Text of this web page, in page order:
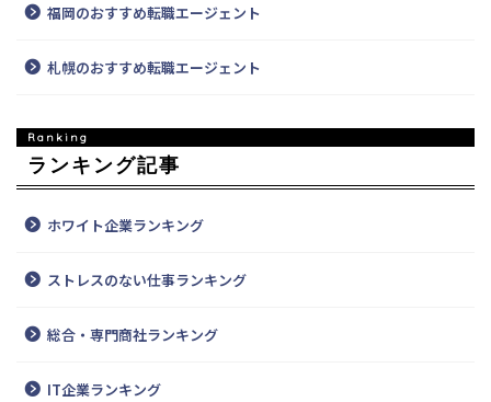
福岡のおすすめ転職エージェント
札幌のおすすめ転職エージェント
ランキング記事
ホワイト企業ランキング
ストレスのない仕事ランキング
総合・専門商社ランキング
IT企業ランキング